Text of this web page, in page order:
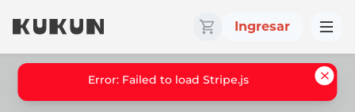
Ingresar
Error: Failed to load Stripe.js